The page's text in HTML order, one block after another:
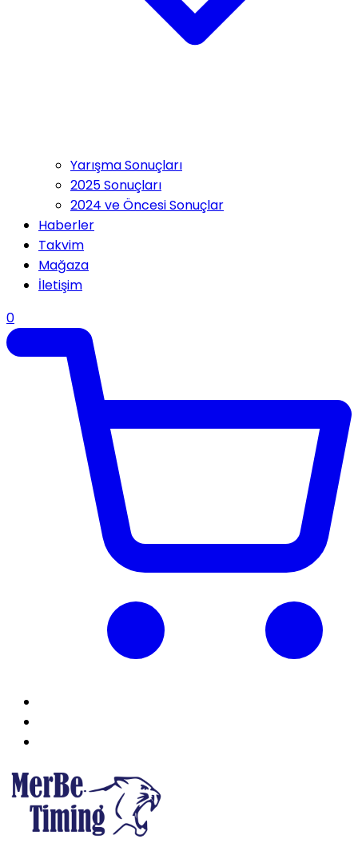
Yarışma Sonuçları
2025 Sonuçları
2024 ve Öncesi Sonuçlar
Haberler
Takvim
Mağaza
İletişim
0